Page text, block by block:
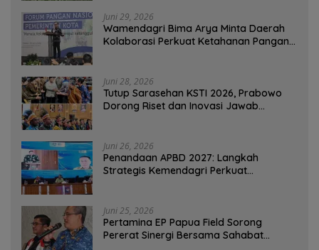
Juni 29, 2026
Wamendagri Bima Arya Minta Daerah
Kolaborasi Perkuat Ketahanan Pangan
Juni 28, 2026
Tutup Sarasehan KSTI 2026, Prabowo
Dorong Riset dan Inovasi Jawab
Juni 26, 2026
Penandaan APBD 2027: Langkah
Strategis Kemendagri Perkuat
Juni 25, 2026
Pertamina EP Papua Field Sorong
Pererat Sinergi Bersama Sahabat